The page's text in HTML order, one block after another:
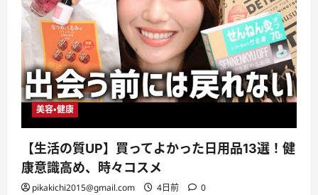
美容・健康
【生活の質UP】買ってよかった日用品13選！健
康意識高め、時々コスメ
pikakichi2015@gmail.com 4日前 0